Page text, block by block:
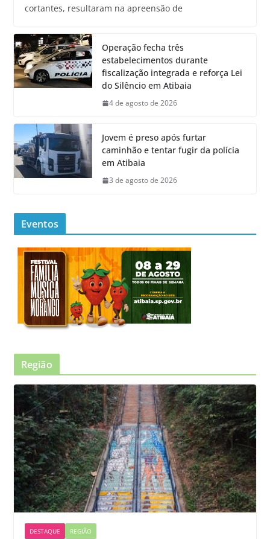
cortantes, resultaram na apreensão de
Operação fecha três
estabelecimentos durante
fiscalização integrada e reforça Lei
do Silêncio em Atibaia
4 de agosto de 2026
Jovem é preso após furtar
caminhão e tentar fugir da polícia
em Atibaia
3 de agosto de 2026
Eventos
Região
DESTAQUE REGIÃO